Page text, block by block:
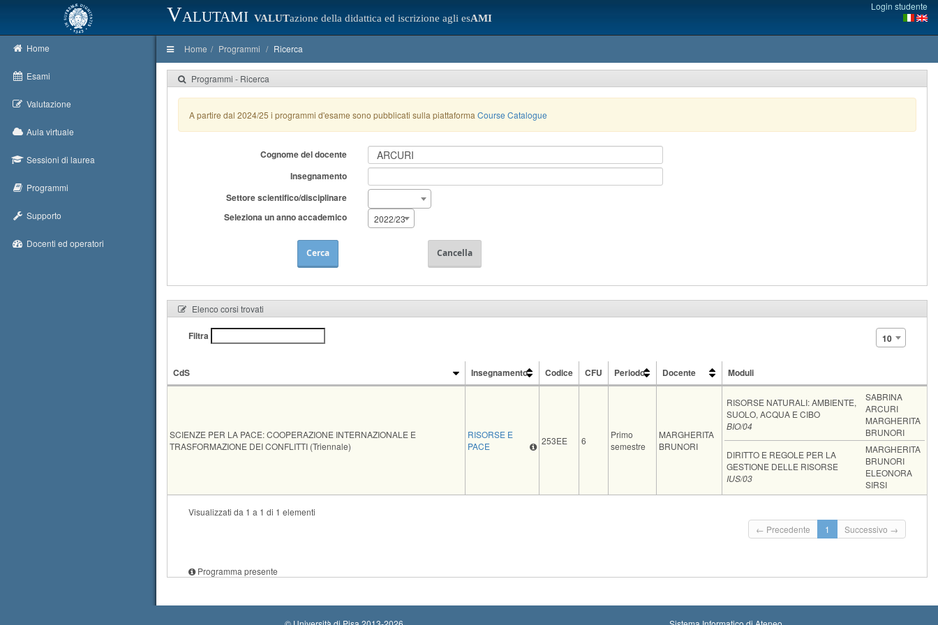
Valutami VALUTazione della didattica ed iscrizione agli esAMI
Login studente
Home
Esami
Valutazione
Aula virtuale
Sessioni di laurea
Programmi
Supporto
Docenti ed operatori
Home Programmi Ricerca
Programmi - Ricerca
A partire dal 2024/25 i programmi d'esame sono pubblicati sulla piattaforma Course Catalogue
Cognome del docente
Insegnamento
Settore scientifico/disciplinare
Seleziona un anno accademico
2022/23
Cerca Cancella
Elenco corsi trovati
Filtra 10
CdS Insegnamento Codice CFU Periodo Docente
Moduli
SCIENZE PER LA PACE: COOPERAZIONE INTERNAZIONALE E
TRASFORMAZIONE DEI CONFLITTI (Triennale)
RISORSE E
PACE
253EE 6
Primo
semestre
MARGHERITA
BRUNORI
RISORSE NATURALI: AMBIENTE,
SUOLO, ACQUA E CIBO
BIO/04
SABRINA
ARCURI
MARGHERITA
BRUNORI
DIRITTO E REGOLE PER LA
GESTIONE DELLE RISORSE
IUS/03
MARGHERITA
BRUNORI
ELEONORA
SIRSI
Visualizzati da 1 a 1 di 1 elementi
← Precedente
1 Successivo →
Programma presente